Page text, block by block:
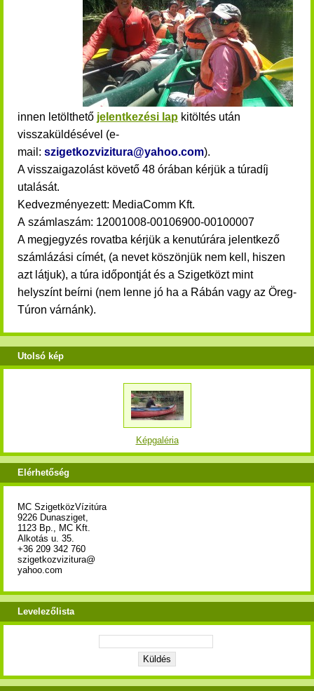
innen letölthető jelentkezési lap kitöltés után
visszaküldésével (e-
mail: szigetkozvizitura@yahoo.com).
A visszaigazolást követő 48 órában kérjük a túradíj
utalását.
Kedvezményezett: MediaComm Kft.
A számlaszám: 12001008-00106900-00100007
A megjegyzés rovatba kérjük a kenutúrára jelentkező
számlázási címét, (a nevet köszönjük nem kell, hiszen
azt látjuk), a túra időpontját és a Szigetközt mint
helyszínt beírni (nem lenne jó ha a Rábán vagy az Öreg-
Túron várnánk).
Utolsó kép
Képgaléria
Elérhetőség
MC SzigetközVízitúra
9226 Dunasziget,
1123 Bp., MC Kft.
Alkotás u. 35.
+36 209 342 760
szigetkozvizitura@
yahoo.com
Levelezőlista